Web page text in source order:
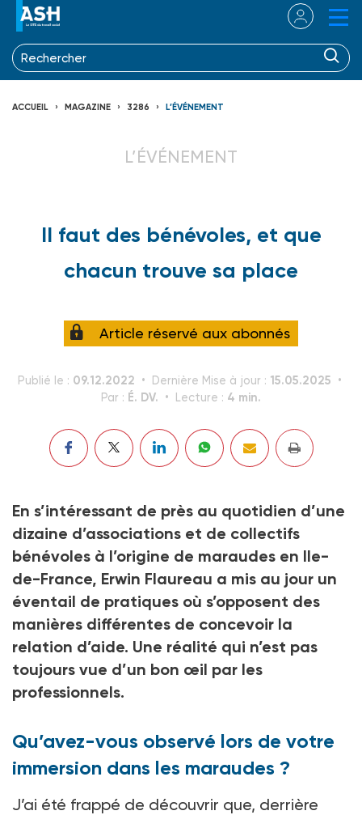
ACCUEIL MAGAZINE 3286 L’ÉVÉNEMENT
L’ÉVÉNEMENT
Il faut des bénévoles, et que
chacun trouve sa place
Article réservé aux abonnés
Publié le : 09.12.2022 Dernière Mise à jour : 15.05.2025
Par : É. DV. Lecture : 4 min.
En s’intéressant de près au quotidien d’une
dizaine d’associations et de collectifs
bénévoles à l’origine de maraudes en Ile-
de-France, Erwin Flaureau a mis au jour un
éventail de pratiques où s’opposent des
manières différentes de concevoir la
relation d’aide. Une réalité qui n’est pas
toujours vue d’un bon œil par les
professionnels.
Qu’avez-vous observé lors de votre
immersion dans les maraudes ?
J’ai été frappé de découvrir que, derrière